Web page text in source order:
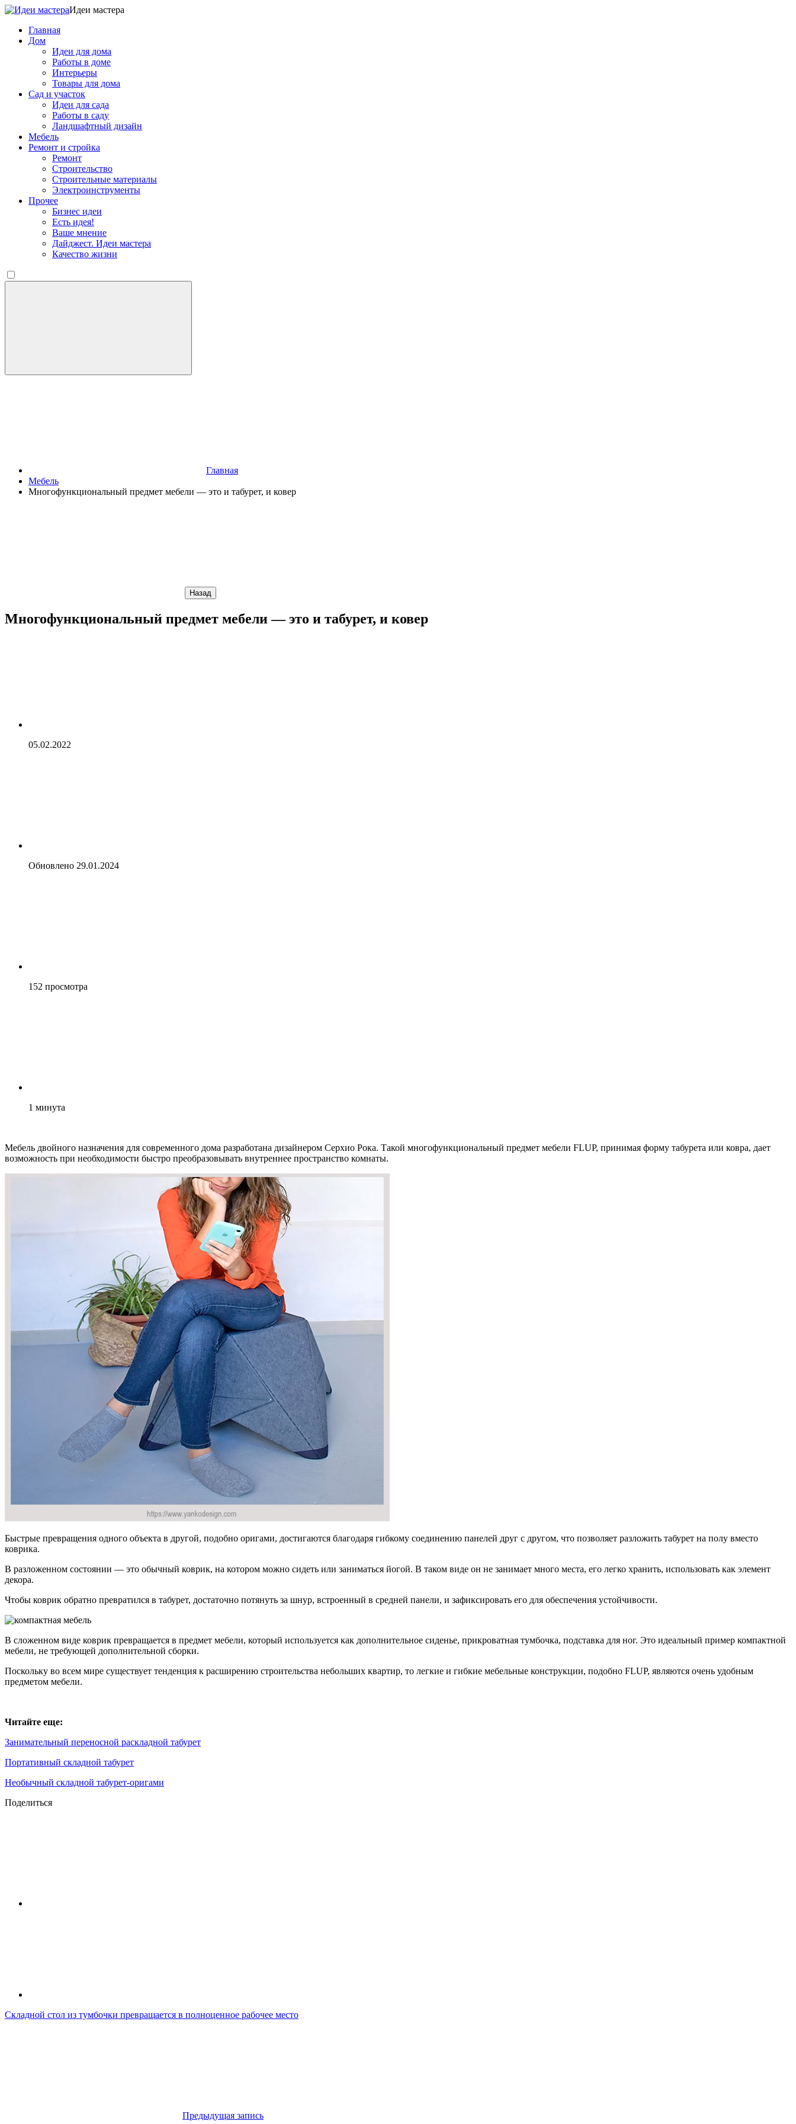
Идеи мастера
Главная
Дом
Идеи для дома
Работы в доме
Интерьеры
Товары для дома
Сад и участок
Идеи для сада
Работы в саду
Ландшафтный дизайн
Мебель
Ремонт и стройка
Ремонт
Строительство
Строительные материалы
Электроинструменты
Прочее
Бизнес идеи
Есть идея!
Ваше мнение
Дайджест. Идеи мастера
Качество жизни
Главная
Мебель
Многофункциональный предмет мебели — это и табурет, и ковер
Назад
Многофункциональный предмет мебели — это и табурет, и ковер
05.02.2022
Обновлено 29.01.2024
152 просмотра
1 минута
Мебель двойного назначения для современного дома разработана дизайнером Серхио Рока. Такой многофункциональный предмет мебели FLUP, принимая форму табурета или ковра, дает
возможность при необходимости быстро преобразовывать внутреннее пространство комнаты.
Быстрые превращения одного объекта в другой, подобно оригами, достигаются благодаря гибкому соединению панелей друг с другом, что позволяет разложить табурет на полу вместо
коврика.
В разложенном состоянии — это обычный коврик, на котором можно сидеть или заниматься йогой. В таком виде он не занимает много места, его легко хранить, использовать как элемент
декора.
Чтобы коврик обратно превратился в табурет, достаточно потянуть за шнур, встроенный в средней панели, и зафиксировать его для обеспечения устойчивости.
В сложенном виде коврик превращается в предмет мебели, который используется как дополнительное сиденье, прикроватная тумбочка, подставка для ног. Это идеальный пример компактной
мебели, не требующей дополнительной сборки.
Поскольку во всем мире существует тенденция к расширению строительства небольших квартир, то легкие и гибкие мебельные конструкции, подобно FLUP, являются очень удобным
предметом мебели.
Читайте еще:
Занимательный переносной раскладной табурет
Портативный складной табурет
Необычный складной табурет-оригами
Поделиться
Складной стол из тумбочки превращается в полноценное рабочее место
Предыдущая запись